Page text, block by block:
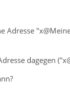
dagegen